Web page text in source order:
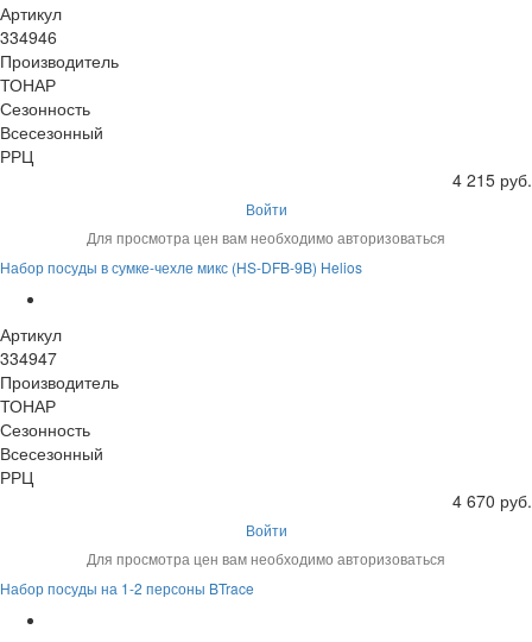
Артикул
334946
Производитель
ТОНАР
Сезонность
Всесезонный
РРЦ
4 215 руб.
Войти
Для просмотра цен вам необходимо авторизоваться
Набор посуды в сумке-чехле микс (HS-DFB-9B) Helios
Артикул
334947
Производитель
ТОНАР
Сезонность
Всесезонный
РРЦ
4 670 руб.
Войти
Для просмотра цен вам необходимо авторизоваться
Набор посуды на 1-2 персоны BTrace